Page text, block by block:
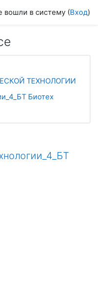
вошли в систему (Вход)
ТЕХНОЛОГИИ
Биотех